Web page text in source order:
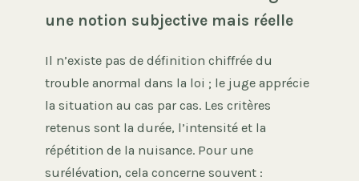
une notion subjective mais réelle
Il n’existe pas de définition chiffrée du
trouble anormal dans la loi ; le juge apprécie
la situation au cas par cas. Les critères
retenus sont la durée, l’intensité et la
répétition de la nuisance. Pour une
surélévation, cela concerne souvent :